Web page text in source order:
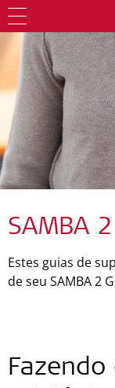
SAMBA
Estes guias de
de seu SAMBA 2
Fazendo